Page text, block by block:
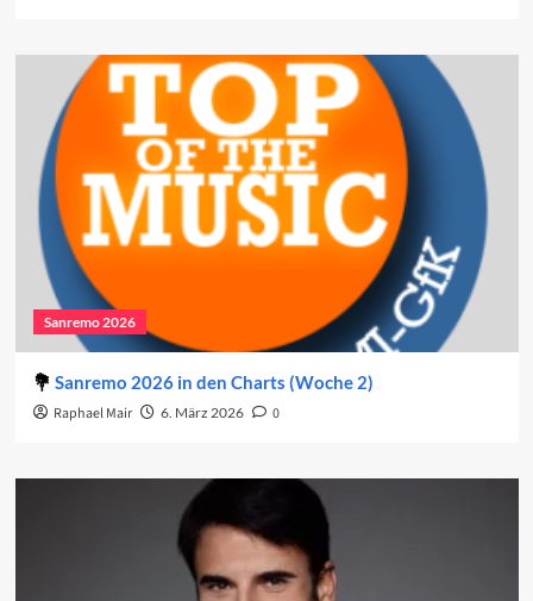
Sanremo 2026
Sanremo 2026 in den Charts (Woche 2)
Raphael Mair 6. März 2026 0